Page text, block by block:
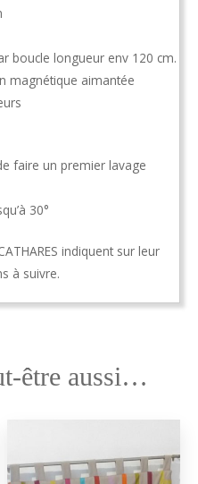
boucle longueur env 120 cm.
magnétique aimantée
faire un premier lavage
30°
indiquent sur leur
à suivre.
être aussi…